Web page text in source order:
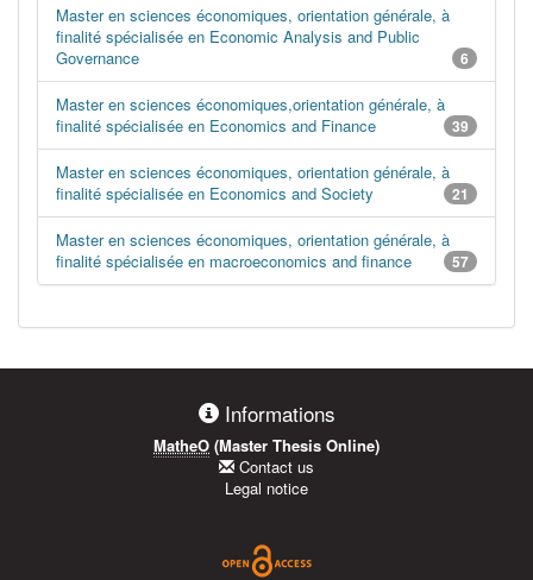
Master en sciences économiques, orientation générale, à
finalité spécialisée en Economic Analysis and Public
Governance
6
Master en sciences économiques,orientation générale, à
finalité spécialisée en Economics and Finance
39
Master en sciences économiques, orientation générale, à
finalité spécialisée en Economics and Society
21
Master en sciences économiques, orientation générale, à
finalité spécialisée en macroeconomics and finance
57
Informations
MatheO (Master Thesis Online)
Contact us
Legal notice